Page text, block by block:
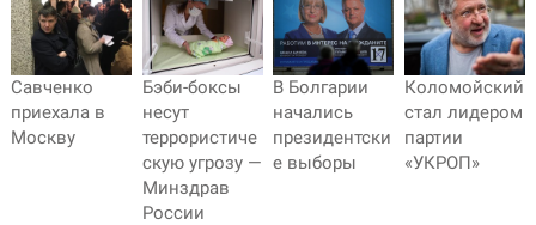
Савченко
приехала в
Москву
Бэби-боксы
несут
террористиче
скую угрозу —
Минздрав
России
В Болгарии
начались
президентски
е выборы
Коломойский
стал лидером
партии
«УКРОП»